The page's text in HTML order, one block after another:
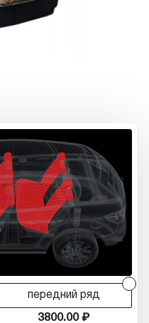
передний ряд
3800.00